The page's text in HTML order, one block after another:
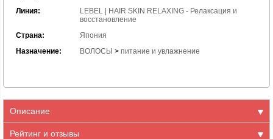
Линия:
LEBEL | HAIR SKIN RELAXING - Релаксация и
восстановление
Страна:
Япония
Назначение:
ВОЛОСЫ > питание и увлажнение
Описание
Рейтинг и отзывы